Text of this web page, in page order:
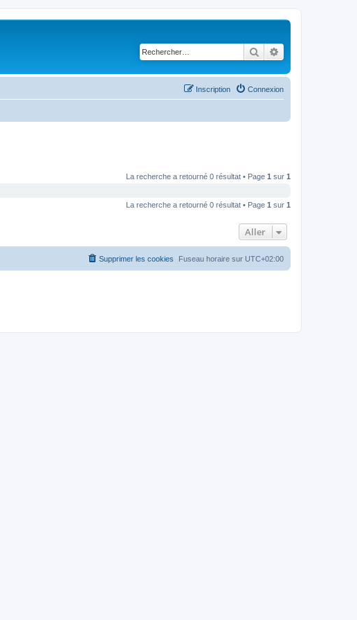
Rechercher
Connexion
Inscription
La recherche a retourné 0 résultat • Page 1 sur 1
La recherche a retourné 0 résultat • Page 1 sur 1
Aller
Fuseau horaire sur UTC+02:00
Supprimer les cookies